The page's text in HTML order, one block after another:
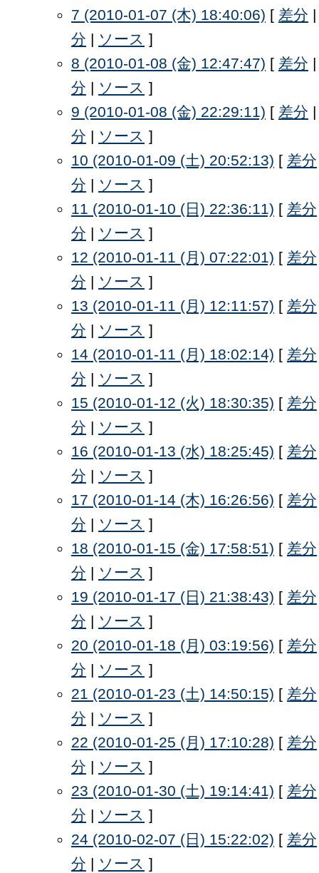
7 (2010-01-07 (木) 18:40:06) [ 差分
分 | ソース ]
8 (2010-01-08 (金) 12:47:47) [ 差分
分 | ソース ]
9 (2010-01-08 (金) 22:29:11) [ 差分
分 | ソース ]
10 (2010-01-09 (土) 20:52:13) [ 差分
分 | ソース ]
11 (2010-01-10 (日) 22:36:11) [ 差分
分 | ソース ]
12 (2010-01-11 (月) 07:22:01) [ 差分
分 | ソース ]
13 (2010-01-11 (月) 12:11:57) [ 差分
分 | ソース ]
14 (2010-01-11 (月) 18:02:14) [ 差分
分 | ソース ]
15 (2010-01-12 (火) 18:30:35) [ 差分
分 | ソース ]
16 (2010-01-13 (水) 18:25:45) [ 差分
分 | ソース ]
17 (2010-01-14 (木) 16:26:56) [ 差分
分 | ソース ]
18 (2010-01-15 (金) 17:58:51) [ 差分
分 | ソース ]
19 (2010-01-17 (日) 21:38:43) [ 差分
分 | ソース ]
20 (2010-01-18 (月) 03:19:56) [ 差分
分 | ソース ]
21 (2010-01-23 (土) 14:50:15) [ 差分
分 | ソース ]
22 (2010-01-25 (月) 17:10:28) [ 差分
分 | ソース ]
23 (2010-01-30 (土) 19:14:41) [ 差分
分 | ソース ]
24 (2010-02-07 (日) 15:22:02) [ 差分
分 | ソース ]